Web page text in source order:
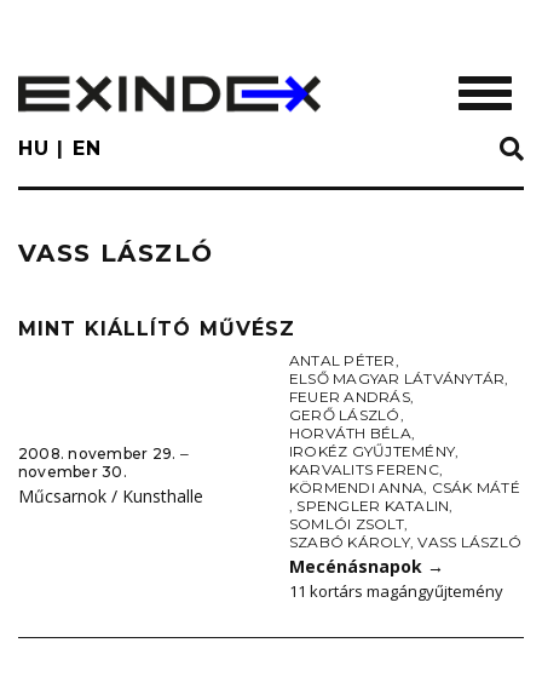
main
content
HU EN
VASS LÁSZLÓ
MINT KIÁLLÍTÓ MŰVÉSZ
2008. november 29. ‒
november 30.
Műcsarnok / Kunsthalle
ANTAL PÉTER,
ELSŐ MAGYAR LÁTVÁNYTÁR,
FEUER ANDRÁS,
GERŐ LÁSZLÓ,
HORVÁTH BÉLA,
IROKÉZ GYŰJTEMÉNY,
KARVALITS FERENC,
KÖRMENDI ANNA, CSÁK MÁTÉ
, SPENGLER KATALIN,
SOMLÓI ZSOLT,
SZABÓ KÁROLY,VASS LÁSZLÓ
Mecénásnapok →
11 kortárs magángyűjtemény